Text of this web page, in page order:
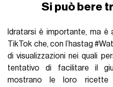
Si può bere
Idratarsi è importante, ma è
TikTok che, con l’hastag
di visualizzazioni nei quali
tentativo di facilitare il
mostrano le loro